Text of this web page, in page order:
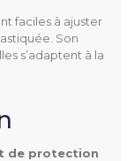
faciles à ajuster
Son
s’adaptent à la
de protection